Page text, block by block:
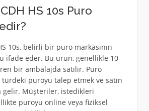
HS 10s Puro
10s, belirli bir puro markasının
ifade eder. Bu ürün, genellikle 10
bir ambalajda satılır. Puro
puroyu talep etmek ve satın
gelir. Müşteriler, istedikleri
puroyu online veya fiziksel